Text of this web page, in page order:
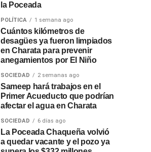
la Poceada
POLÍTICA 1 semana ago
Cuántos kilómetros de
desagües ya fueron limpiados
en Charata para prevenir
anegamientos por El Niño
SOCIEDAD 2 semanas ago
Sameep hará trabajos en el
Primer Acueducto que podrían
afectar el agua en Charata
SOCIEDAD 6 días ago
La Poceada Chaqueña volvió
a quedar vacante y el pozo ya